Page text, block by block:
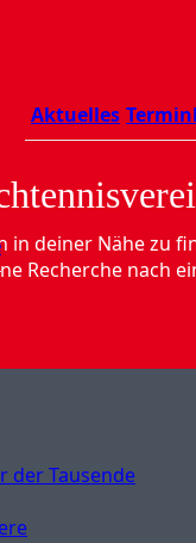
Aktuelles
der Tausende
in deiner Nähe zu
Recherche nach